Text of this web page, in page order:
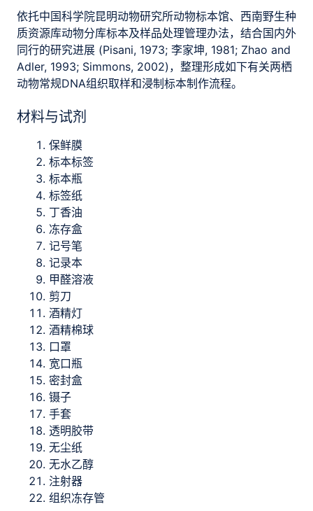
依托中国科学院昆明动物研究所动物标本馆、西南野生种
质资源库动物分库标本及样品处理管理办法，结合国内外
同行的研究进展 (Pisani, 1973; 李家坤, 1981; Zhao and
Adler, 1993; Simmons, 2002)，整理形成如下有关两栖
动物常规DNA组织取样和浸制标本制作流程。
材料与试剂
保鲜膜
标本标签
标本瓶
标签纸
丁香油
冻存盒
记号笔
记录本
甲醛溶液
剪刀
酒精灯
酒精棉球
口罩
宽口瓶
密封盒
镊子
手套
透明胶带
无尘纸
无水乙醇
注射器
组织冻存管